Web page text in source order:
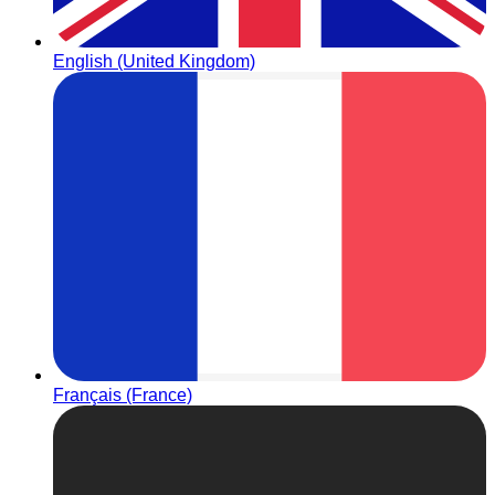
English (United Kingdom)
Français (France)